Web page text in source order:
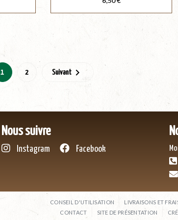
1 2 Suivant 
Nous suivre
Instagram Facebook
CONSEIL D'UTILISATION LIVRAISONS ET
CONTACT
SITE DE PRÉSENTATION